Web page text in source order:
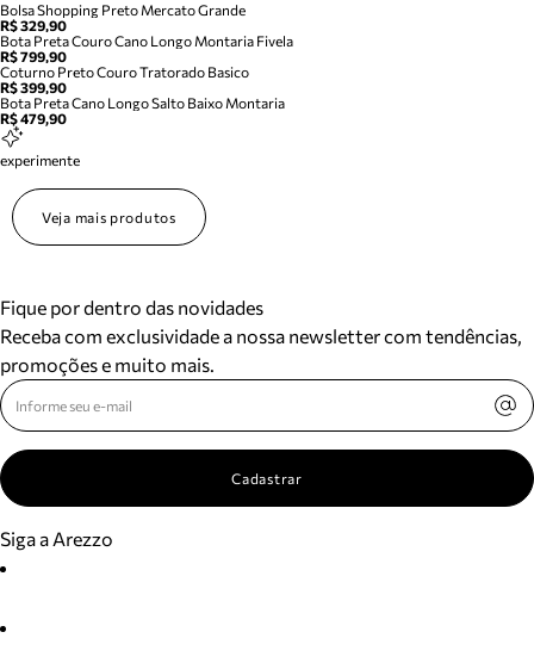
Bolsa Shopping Preto Mercato Grande
R$ 329,90
Bota Preta Couro Cano Longo Montaria Fivela
R$ 799,90
Coturno Preto Couro Tratorado Basico
R$ 399,90
Bota Preta Cano Longo Salto Baixo Montaria
R$ 479,90
experimente
Veja mais produtos
Fique por dentro das novidades
Receba com exclusividade a nossa newsletter com tendências,
promoções e muito mais.
Cadastrar
Siga a Arezzo